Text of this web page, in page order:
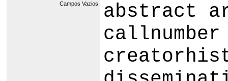
Campos Vazios
abstract